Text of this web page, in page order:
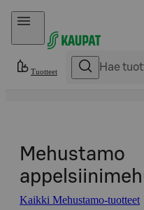
Hyppää sisältöön
Tuotteet
Mehustamo
Kaikki Mehustamo-tuotteet